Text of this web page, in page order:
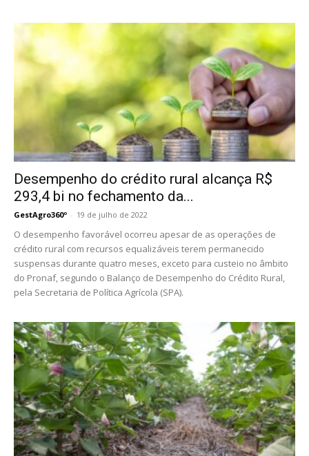
Desempenho do crédito rural alcança R$
293,4 bi no fechamento da...
GestAgro360º - 19 de julho de 2022
O desempenho favorável ocorreu apesar de as operações de
crédito rural com recursos equalizáveis terem permanecido
suspensas durante quatro meses, exceto para custeio no âmbito
do Pronaf, segundo o Balanço de Desempenho do Crédito Rural,
pela Secretaria de Política Agrícola (SPA).